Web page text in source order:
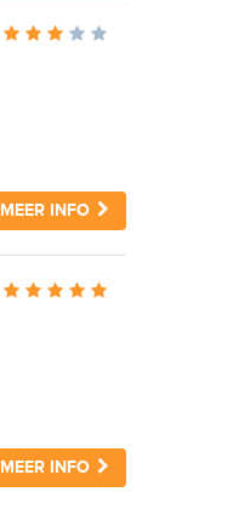
MEER INFO
MEER INFO